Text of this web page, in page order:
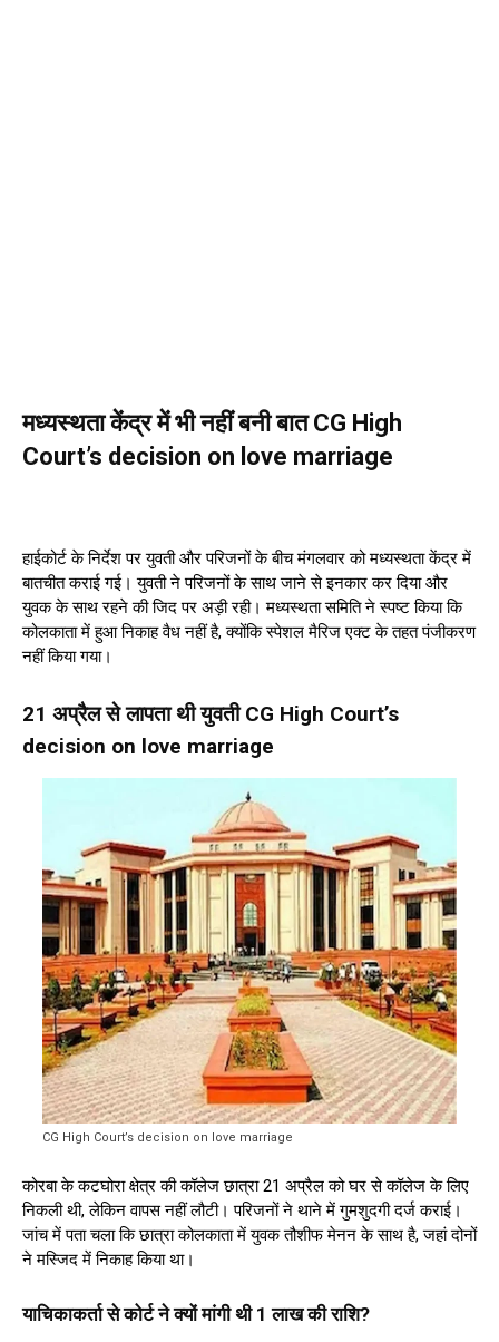
मध्यस्थता केंद्र में भी नहीं बनी बात CG High
Court’s decision on love marriage
हाईकोर्ट के निर्देश पर युवती और परिजनों के बीच मंगलवार को मध्यस्थता केंद्र में
बातचीत कराई गई। युवती ने परिजनों के साथ जाने से इनकार कर दिया और
युवक के साथ रहने की जिद पर अड़ी रही। मध्यस्थता समिति ने स्पष्ट किया कि
कोलकाता में हुआ निकाह वैध नहीं है, क्योंकि स्पेशल मैरिज एक्ट के तहत पंजीकरण
नहीं किया गया।
21 अप्रैल से लापता थी युवती CG High Court’s
decision on love marriage
CG High Court’s decision on love marriage
कोरबा के कटघोरा क्षेत्र की कॉलेज छात्रा 21 अप्रैल को घर से कॉलेज के लिए
निकली थी, लेकिन वापस नहीं लौटी। परिजनों ने थाने में गुमशुदगी दर्ज कराई।
जांच में पता चला कि छात्रा कोलकाता में युवक तौशीफ मेनन के साथ है, जहां दोनों
ने मस्जिद में निकाह किया था।
याचिकाकर्ता से कोर्ट ने क्यों मांगी थी 1 लाख की राशि?